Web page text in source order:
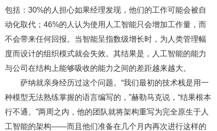
包括：30%的人担心如果经理发现，他们的工作可能会被自
动化取代；46%的人认为使用人工智能只会增加工作量，而
不会带来任何回报。当智能呈指数级增长时，为人类管理幅
度而设计的组织模式就会失效。其结果是，人工智能的能力
与公司在结构上能够吸收的能力之间的差距越来越大。
萨纳就亲身经历过这个问题。“我们最初的技术栈是用一
种模型无法熟练掌握的语言编写的，”赫勒马克说，“结果根本
行不通。”两周之内，他的团队就将架构重写为完全原生于人
工智能的架构——而且他们准备在几个月内再次进行这样的